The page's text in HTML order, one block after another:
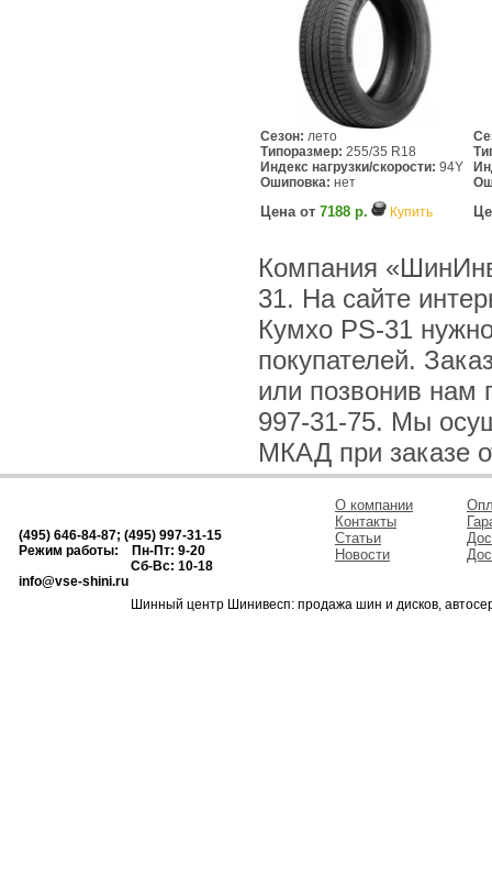
Сезон: лето
Типоразмер: 255/35 R18
Индекс нагрузки/скорости: 94Y
Ошиповка: нет
Цена от 7188 р. Купить
Компания
31. На сайте
Кумхо PS-31
покупателей.
или позвонив нам
997-31-75. Мы
МКАД при заказе
(495) 646-84-87; (495) 997-31-15
Режим работы: Пн-Пт: 9-20
Сб-Вс: 10-18
info@vse-shini.ru
О компании
Контакты
Статьи
Новости
Шинный центр Шинивесп: продажа шин и дисков,